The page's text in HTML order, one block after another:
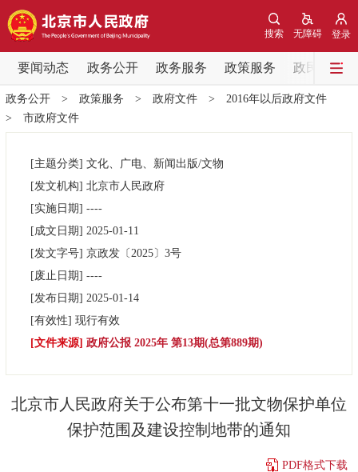
登录
无障碍
搜索
要闻动态 政务公开 政务服务 政策服务 政民互动
要闻动态
党中央精神 国务院信息 中央部委动态
各区热点
市领导
决策公开 专题公开
部门服务
政务公开> 政策服务 > 政府文件> 2016年以后政府文件
> 市政府文件
[主题分类] 文化、广电、新闻出版/文物
[发文机构] 北京市人民政府
[实施日期] ----
[成文日期] 2025-01-11
[发文字号] 京政发〔2025〕 3号
[废止日期] ----
[发布日期] 2025-01-14
[有效性] 现行有效
[文件来源] 政府公报 2025年 第13期(总第889期)
北京市人民政府关于公布第十一批文物保护单位
保护范围及建设控制地带的通知
PDF格式下载